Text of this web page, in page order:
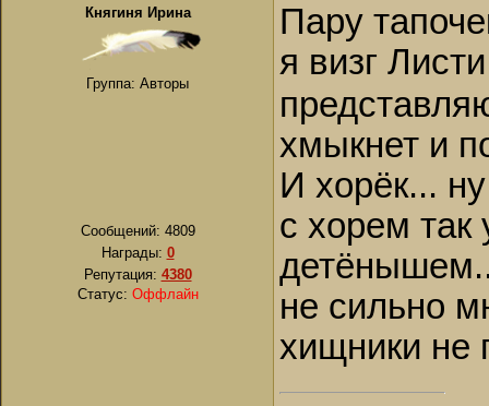
Княгиня Ирина
Группа: Авторы
Сообщений: 4809
Награды: 0
Репутация: 4380
Статус: Оффлайн
Пару
я визг
хмыкнет и
И хорёк...
с хорем так
не сильно
хищники не